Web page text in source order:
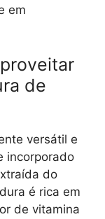
em
de
versátil e
incorporado
do
é rica em
de vitamina